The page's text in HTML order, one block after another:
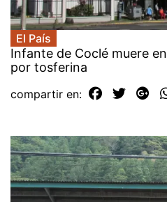
El País
Infante de Coclé muere
por tosferina
compartir en: